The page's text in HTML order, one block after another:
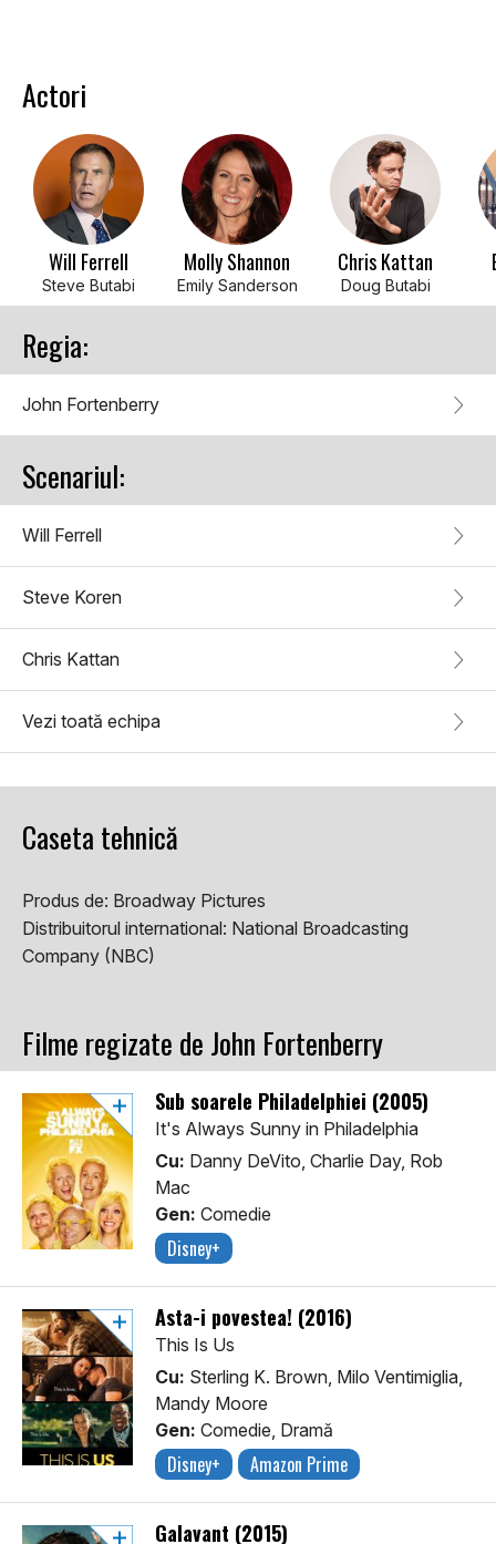
Actori
Will Ferrell
Steve Butabi
Molly Shannon
Emily Sanderson
Chris Kattan
Doug Butabi
Regia:
John Fortenberry
Scenariul:
Will Ferrell
Steve Koren
Chris Kattan
Vezi toată echipa
Caseta tehnică
Produs de: Broadway Pictures
Distribuitorul international: National Broadcasting
Company (NBC)
Filme regizate de John Fortenberry
Sub soarele Philadelphiei (2005)
It's Always Sunny in Philadelphia
Cu: Danny DeVito, Charlie Day, Rob
Mac
Gen: Comedie
Disney+
Asta-i povestea! (2016)
This Is Us
Cu: Sterling K. Brown, Milo Ventimiglia,
Mandy Moore
Gen: Comedie, Dramă
Disney+ Amazon Prime
Galavant (2015)